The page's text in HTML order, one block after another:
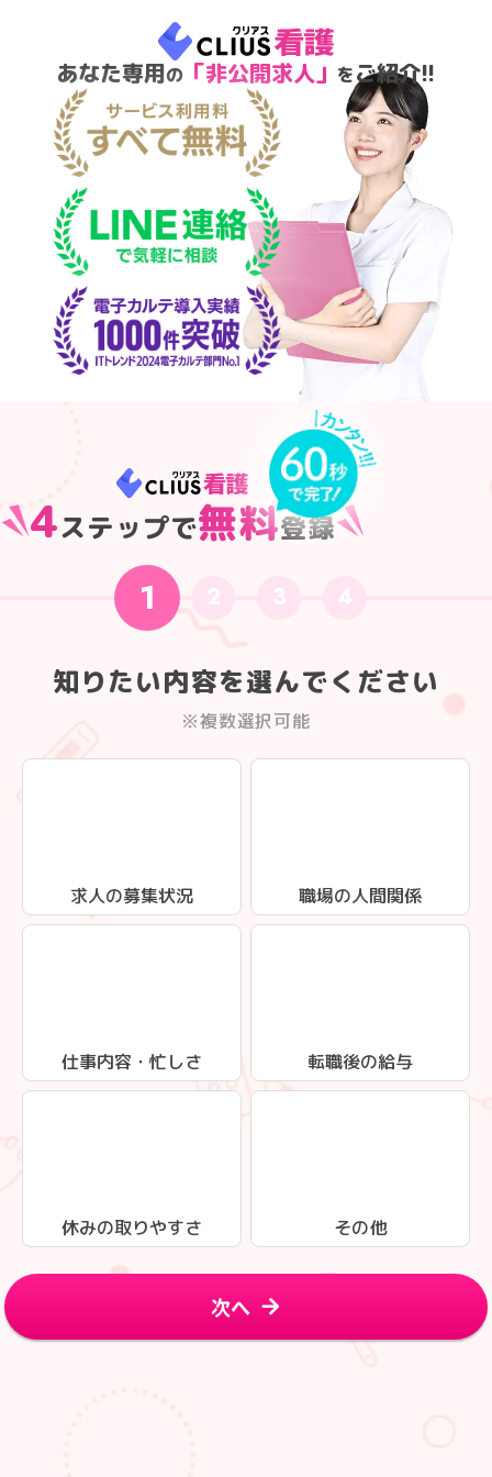
あなた専用の 「非公開求人」 をご紹介!!
4ステップで無料登録
1 2 3 4
知りたい内容を選んでください
※複数選択可能
求人の募集状況 職場の人間関係
仕事内容・忙しさ 転職後の給与
休みの取りやすさ その他
次へ